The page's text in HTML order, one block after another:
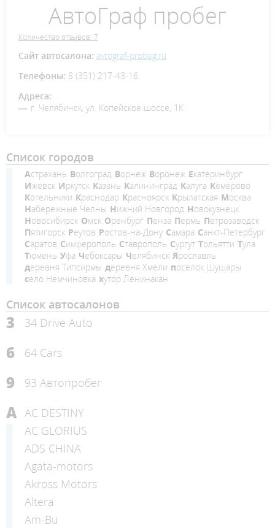
АвтоГраф пробег
Количество отзывов: 7
Сайт автосалона: avtograf-probeg.ru
Телефоны: 8 (351) 217-43-16.
Адреса:
г. Челябинск, ул. Копейское шоссе, 1К
Список городов
Астрахань Волгоград Ворнеж Воронеж
Екатеринбург
Ижевск
Иркутск Казань Калининград Калуга
Кемерово
Котельники
Краснодар Красноярск Крылатская
Москва
Набережные Челны
Нижний Новгород
Новокузнецк
Новосибирск
Омск Оренбург Пенза Пермь
Петрозаводск
Пятигорск
Реутов Ростов-на-Дону Самара
Санкт-Петербург
Саратов
Симферополь Ставрополь Сургут Тольятти
Тула
Тюмень
Уфа Чебоксары Челябинск
Ярославль
деревня Типсирмы
деревня Хмели
посёлок Шушары
село Немчиновка
хутор Ленинакан
Список автосалонов
3 34 Drive Auto
6 64 Cars
9 93 Автопробег
A AC DESTINY
AC GLORIUS
ADS CHINA
Agata-motors
Akross Motors
Altera
Am-Bu